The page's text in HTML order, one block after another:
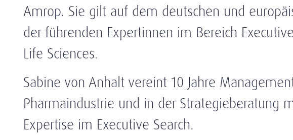
Amrop. Sie gilt auf dem deutschen und
der führenden Expertinnen im Bereich
Life Sciences.
Sabine von Anhalt vereint 10 Jahre
Pharmaindustrie und in der Strategieberatung
Expertise im Executive Search.